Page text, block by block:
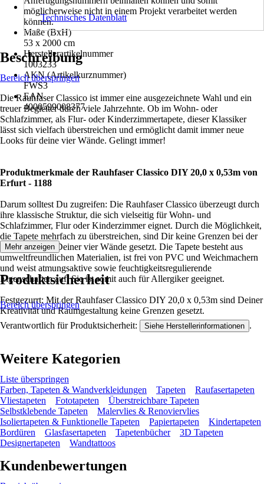
möglicherweise nicht in einem Projekt verarbeitet werden
können.
Maße (BxH)
53 x 2000 cm
Herstellerartikelnummer
1003233
AKN (Artikelkurznummer)
FWS3
EAN
4000599008377
Technisches Datenblatt
Beschreibung
Bereich überspringen
Die Rauhfaser Classico ist immer eine ausgezeichnete Wahl und ein
treuer Begleiter durch viele Jahrzehnte. Ob im Wohn- oder
Schlafzimmer, als Flur- oder Kinderzimmertapete, dieser Klassiker
lässt sich vielfach überstreichen und ermöglicht damit immer neue
Looks für deine vier Wände. Gelingt immer!
Produktmerkmale der Rauhfaser Classico DIY 20,0 x 0,53m von
Erfurt - 1188
Darum solltest Du zugreifen: Die Rauhfaser Classico überzeugt durch
ihre klassische Struktur, die sich vielseitig für Wohn- und
Schlafzimmer, Flur oder Kinderzimmer eignet. Durch die Möglichkeit,
die Tapete mehrfach zu überstreichen, sind Dir keine Grenzen bei der
Neugestaltung Deiner vier Wände gesetzt. Die Tapete besteht aus
umweltfreundlichen Materialien, ist frei von PVC und Weichmachern
und weist atmungsaktive sowie feuchtigkeitsregulierende
Eigenschaften auf. Sie ist somit auch für Allergiker geeignet.
Festgezurrt: Mit der Rauhfaser Classico DIY 20,0 x 0,53m sind Deiner
Kreativität und Raumgestaltung keine Grenzen gesetzt.
Mehr anzeigen
Produktsicherheit
Bereich überspringen
Verantwortlich für Produktsicherheit: Siehe Herstellerinformationen .
Weitere Kategorien
Liste überspringen
Farben, Tapeten & Wandverkleidungen
Tapeten
Raufasertapeten
Vliestapeten
Fototapeten
Überstreichbare Tapeten
Selbstklebende Tapeten
Malervlies & Renoviervlies
Isoliertapeten & Funktionelle Tapeten
Papiertapeten
Kindertapeten
Bordüren
Glasfasertapeten Tapetenbücher
3D Tapeten
Designertapeten
Wandtattoos
Kundenbewertungen